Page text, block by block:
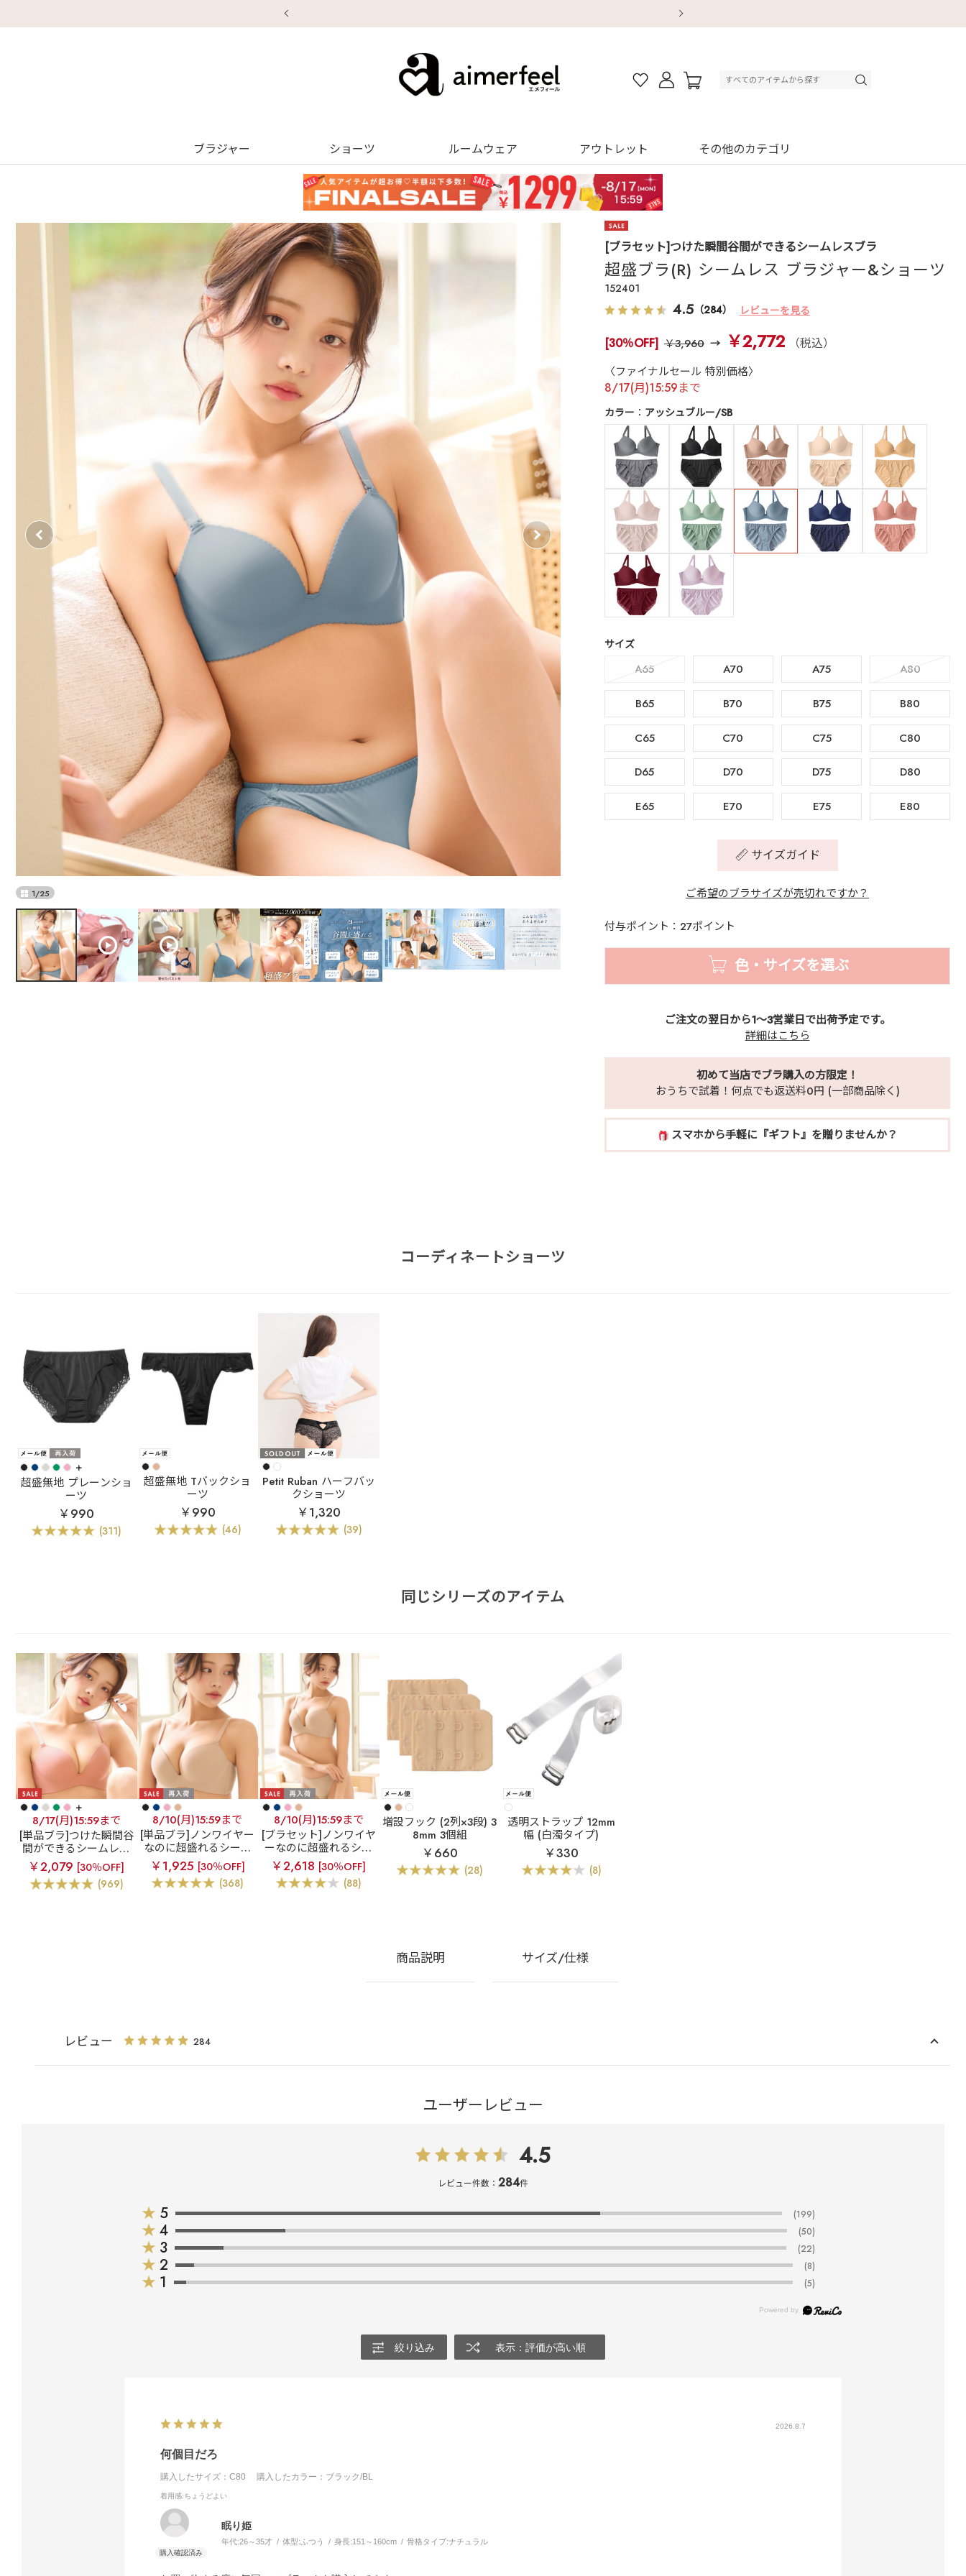
ブラジャー ショーツ ルームウェア アウトレット その他のカテゴリ
1/25
[ブラセット]つけた瞬間谷間ができるシームレスブラ
超盛ブラ(R) シームレス ブラジャー&ショーツ
152401
4.5 （284） レビューを見る
[30％OFF] ￥3,960 ￥2,772 （税込）
〈ファイナルセール 特別価格〉
8/17(月)15:59まで
カラー アッシュブルー/SB
サイズ
A65 A70 A75 A80
B65 B70 B75 B80
C65 C70 C75 C80
D65 D70 D75 D80
E65 E70 E75 E80
サイズガイド
ご希望のブラサイズが売切れですか？
付与ポイント：27ポイント
色・サイズを選ぶ
ご注文の翌日から1～3営業日で出荷予定です。
詳細はこちら
初めて当店でブラ購入の方限定！
おうちで試着！何点でも返送料0円 (一部商品除く)
スマホから手軽に『ギフト』を贈りませんか？
コーディネートショーツ
+
超盛無地 プレーンショ
ーツ
￥990
(311)
超盛無地 Tバックショ
ーツ
￥990
(46)
Petit Ruban ハーフバッ
クショーツ
￥1,320
(39)
同じシリーズのアイテム
+
8/17(月)15:59まで
[単品ブラ]つけた瞬間谷
間ができるシームレス
ブラ
超盛ブラ(R) シー
ムレス 単品ブラジャー
￥2,079 [30％OFF]
(969)
8/10(月)15:59まで
[単品ブラ]ノンワイヤー
なのに超盛れるシーム
レスブラ
【WEB限
定】ノンワイヤー 超盛
ブラ(R) シームレス 単
￥1,925 [30％OFF]
(368)
8/10(月)15:59まで
[ブラセット]ノンワイヤ
ーなのに超盛れるシー
ムレスブラ
【WEB限
定】ノンワイヤー 超盛
ブラ(R) シームレス ブ
￥2,618 [30％OFF]
(88)
増設フック (2列×3段) 3
8mm 3個組
￥660
(28)
透明ストラップ 12mm
幅 (白濁タイプ)
￥330
(8)
商品説明 サイズ/仕様
レビュー 284
ユーザーレビュー
4.5
レビュー件数： 284件
★ 5 (199)
★ 4 (50)
★ 3 (22)
★ 2 (8)
★ 1 (5)
絞り込み 表示：評価が高い順
2026.8.7
何個目だろ
購入したサイズ：C80 購入したカラー：ブラック/BL
着用感:ちょうどよい
眠り姫
年代:26～35才 体型: ふつう 身長:151～160cm 骨格タイプ:ナチュラル